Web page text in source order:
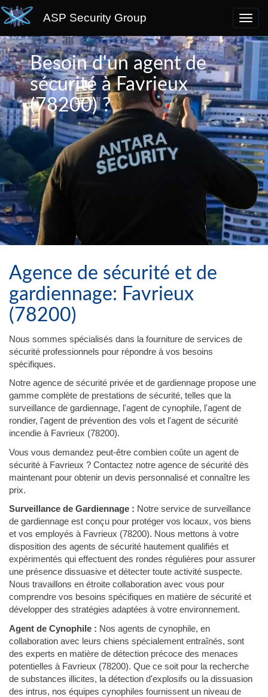
ASP Security Group
Besoin d'un agent de
sécurité à Favrieux
(78200) ?
Agence de sécurité et de
gardiennage: Favrieux
(78200)
Nous sommes spécialisés dans la fourniture de services de
sécurité professionnels pour répondre à vos besoins
spécifiques.
Notre agence de sécurité privée et de gardiennage propose une
gamme complète de prestations de sécurité, telles que la
surveillance de gardiennage, l'agent de cynophile, l'agent de
rondier, l'agent de prévention des vols et l'agent de sécurité
incendie à Favrieux (78200).
Vous vous demandez peut-être combien coûte un agent de
sécurité à Favrieux ? Contactez notre agence de sécurité dès
maintenant pour obtenir un devis personnalisé et connaître les
prix.
Surveillance de Gardiennage : Notre service de surveillance
de gardiennage est conçu pour protéger vos locaux, vos biens
et vos employés à Favrieux (78200). Nous mettons à votre
disposition des agents de sécurité hautement qualifiés et
expérimentés qui effectuent des rondes régulières pour assurer
une présence dissuasive et détecter toute activité suspecte.
Nous travaillons en étroite collaboration avec vous pour
comprendre vos besoins spécifiques en matière de sécurité et
développer des stratégies adaptées à votre environnement.
Agent de Cynophile : Nos agents de cynophile, en
collaboration avec leurs chiens spécialement entraînés, sont
des experts en matière de détection précoce des menaces
potentielles à Favrieux (78200). Que ce soit pour la recherche
de substances illicites, la détection d'explosifs ou la dissuasion
des intrus, nos équipes cynophiles fournissent un niveau de